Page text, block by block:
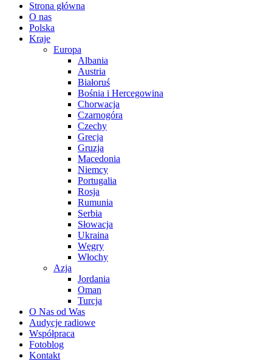
Strona główna
O nas
Polska
Kraje
Europa
Albania
Austria
Białoruś
Bośnia i Hercegowina
Chorwacja
Czarnogóra
Czechy
Grecja
Gruzja
Macedonia
Niemcy
Portugalia
Rosja
Rumunia
Serbia
Słowacja
Ukraina
Węgry
Włochy
Azja
Jordania
Oman
Turcja
O Nas od Was
Audycje radiowe
Współpraca
Fotoblog
Kontakt